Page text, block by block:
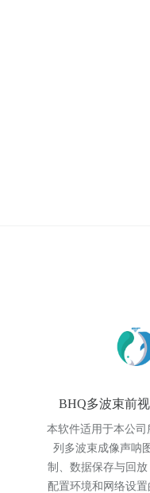
BHQ多波束前
本软件适用于本公司
列多波束成像声呐
制、数据保存与回
配置环境和网络设